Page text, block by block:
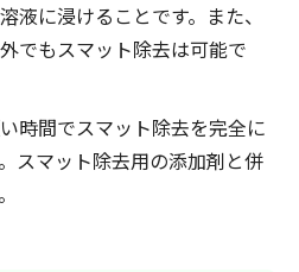
液に浸けることです。また、
でもスマット除去は可能で
時間でスマット除去を完全に
スマット除去用の添加剤と併